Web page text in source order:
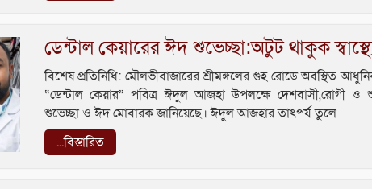
ডেন্টাল কেয়ারের ঈদ শুভেচ্ছা:অটুট থাকুক
বিশেষ প্রতিনিধি: মৌলভীবাজারের শ্রীমঙ্গলের গুহ রোডে অবস্থিত
“ডেন্টাল কেয়ার” পবিত্র ঈদুল আজহা উপলক্ষে দেশবাসী,রোগী ও
শুভেচ্ছা ও ঈদ মোবারক জানিয়েছে। ঈদুল আজহার তাৎপর্য তুলে
...বিস্তারিত